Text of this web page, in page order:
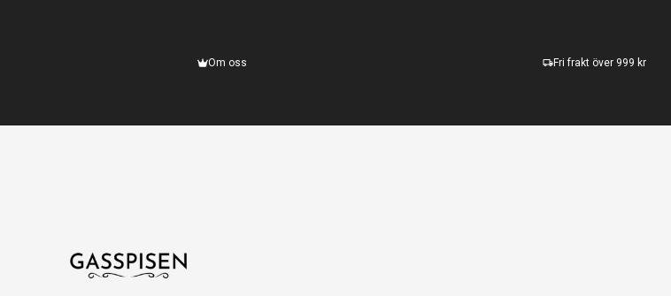
Om oss Fri frakt över 999 kr